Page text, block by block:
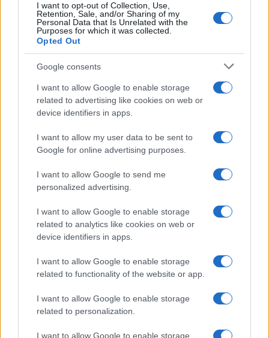
I want to opt-out of Collection, Use,
Retention, Sale, and/or Sharing of my
Personal Data that Is Unrelated with the
Purposes for which it was collected.
Opted Out
Google consents
I want to allow Google to enable storage
related to advertising like cookies on web or
device identifiers in apps.
I want to allow my user data to be sent to
Google for online advertising purposes.
I want to allow Google to send me
personalized advertising.
I want to allow Google to enable storage
related to analytics like cookies on web or
device identifiers in apps.
I want to allow Google to enable storage
related to functionality of the website or app.
I want to allow Google to enable storage
related to personalization.
I want to allow Google to enable storage
Condividi l'articolo
F
a
ce
b
o
o
k
T
w
it
te
r
Pi
n
te
re
st
W
at
s
A
p
p
S
a
Articolo precedente
Prossimo articolo
va avanti: “Sicilia, ci sono”
Jovanotti, Gabry Ponte e Alfa: Olbia ombelico del
mondo per una notte